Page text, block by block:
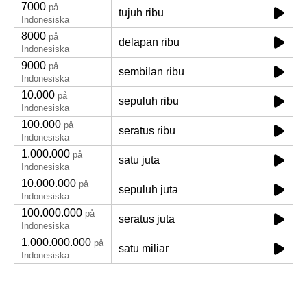
7000 på
Indonesiska
tujuh ribu
8000 på
Indonesiska
delapan ribu
9000 på
Indonesiska
sembilan ribu
10.000 på
Indonesiska
sepuluh ribu
100.000 på
Indonesiska
seratus ribu
1.000.000 på
Indonesiska
satu juta
10.000.000 på
Indonesiska
sepuluh juta
100.000.000 på
Indonesiska
seratus juta
1.000.000.000 på
Indonesiska
satu miliar